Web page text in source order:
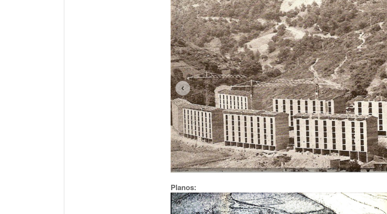
Planos: